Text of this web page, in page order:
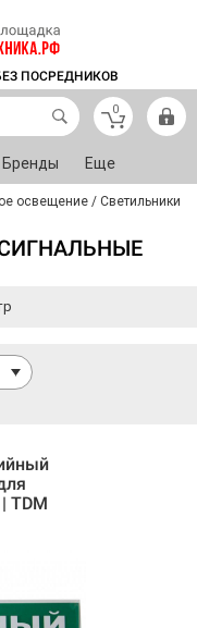
ПОСРЕДНИКОВ
0
Бренды Еще
освещение / Светильники
TDM